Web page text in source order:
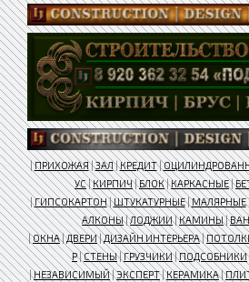
|ПРИХОЖАЯ|ЗАЛ|КРЕДИТ|
УС|КИРПИЧ|БЛОК|КАРКАСНЫЕ|
|ГИПСОКАРТОН|ШТУКАТУРНЫЕ|МАЛЯРНЫЕ
АЛКОНЫ|ЛОДЖИИ|КАМИНЫ|
|ОКНА|ДВЕРИ|ДИЗАЙН ИНТЕРЬЕРА|
Р|СТЕНЫ|ГРУЗЧИКИ|ПОДСОБНИКИ
|НЕЗАВИСИМЫЙ|ЭКСПЕРТ|КЕРАМИКА|